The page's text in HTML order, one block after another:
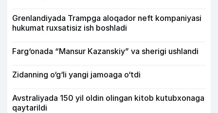
Grenlandiyada Trampga aloqador neft kompaniyasi
hukumat ruxsatisiz ish boshladi
Farg‘onada “Mansur Kazanskiy” va sherigi ushlandi
Zidanning o‘g‘li yangi jamoaga o‘tdi
Avstraliyada 150 yil oldin olingan kitob kutubxonaga
qaytarildi